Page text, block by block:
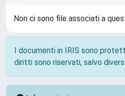
Non ci sono file associati a
I documenti in IRIS sono
diritti sono riservati, salvo